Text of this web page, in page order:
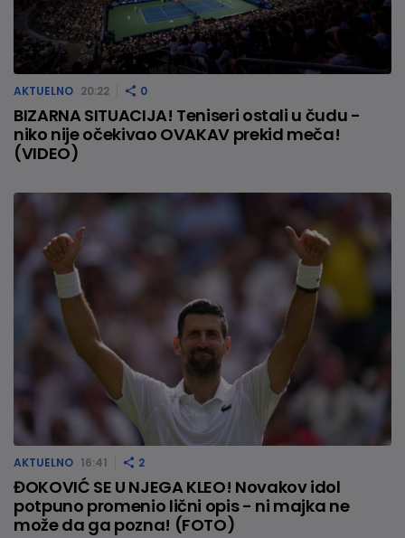
AKTUELNO 20:22 0
BIZARNA SITUACIJA! Teniseri ostali u čudu -
niko nije očekivao OVAKAV prekid meča!
(VIDEO)
AKTUELNO 16:41 2
ĐOKOVIĆ SE U NJEGA KLEO! Novakov idol
potpuno promenio lični opis - ni majka ne
može da ga pozna! (FOTO)